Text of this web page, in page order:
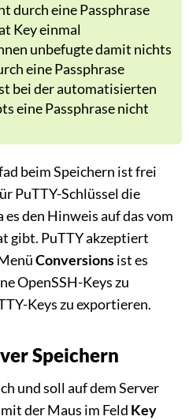
durch eine Passphrase
Key einmal
unbefugte damit nichts
eine Passphrase
bei der automatisierten
eine Passphrase nicht
beim Speichern ist frei
PuTTY-Schlüssel die
den Hinweis auf das vom
gibt. PuTTY akzeptiert
Conversionsist es
OpenSSH-Keys zu
Keys zu exportieren.
Speichern
und soll auf dem Server
der Maus im Feld Key